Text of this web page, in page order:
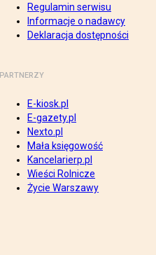
Regulamin serwisu
Informacje o nadawcy
Deklaracja dostępności
PARTNERZY
E-kiosk.pl
E-gazety.pl
Nexto.pl
Mała księgowość
Kancelarierp.pl
Wieści Rolnicze
Życie Warszawy